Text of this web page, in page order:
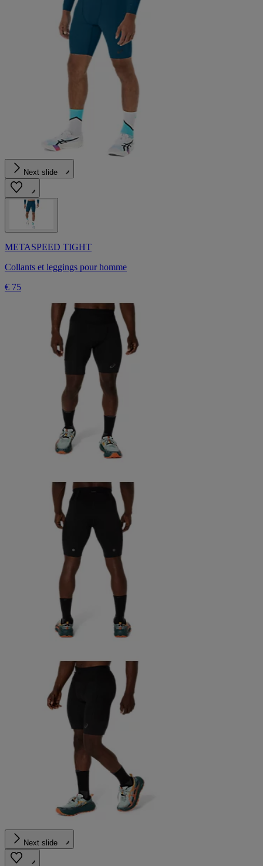
Next slide
METASPEED TIGHT
Collants et leggings pour homme
€ 75
Next slide